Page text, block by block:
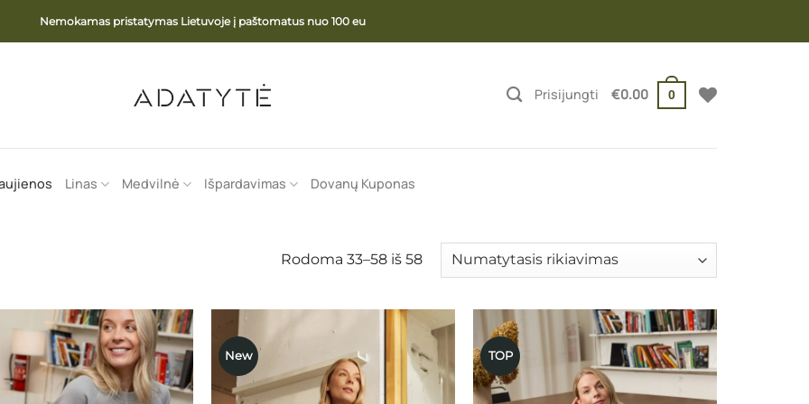
Nemokamas pristatymas Lietuvoje į paštomatus nuo 100 eu
Prisijungti €0.00 0
Linas Medvilnė Išpardavimas Dovanų Kuponas
Rodoma 33–58 iš 58
Mėgstamiausias
New
Mėgstamiausias
TOP
Mėgstamiausias